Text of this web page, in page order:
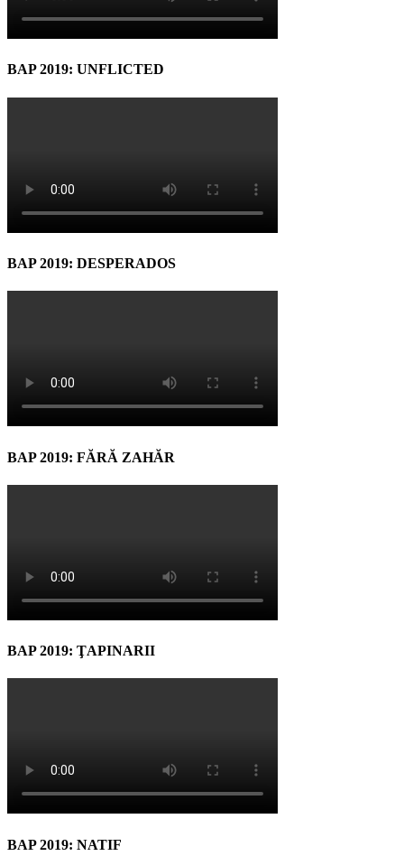
BAP 2019: UNFLICTED
BAP 2019: DESPERADOS
BAP 2019: FĂRĂ ZAHĂR
BAP 2019: ŢAPINARII
BAP 2019: NATIF